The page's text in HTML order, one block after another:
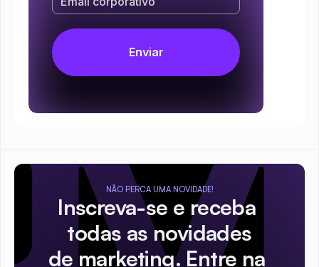
NÃO PERCA UMA NOVIDADE!
Inscreva-se e receba
todas as novidades
de marketing. Entre na